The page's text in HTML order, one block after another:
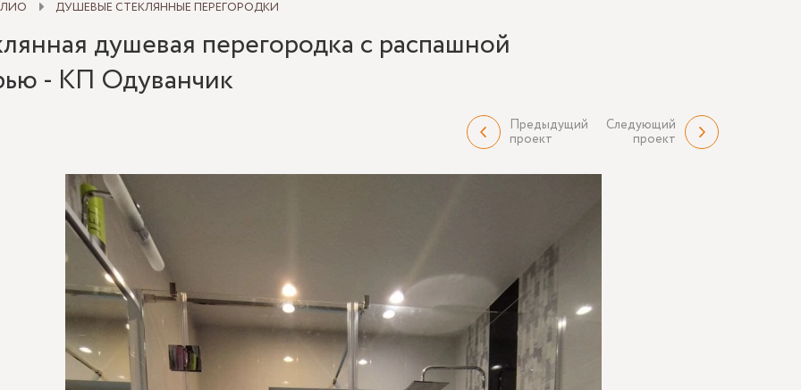
ДУШЕВЫЕ СТЕКЛЯННЫЕ ПЕРЕГОРОДКИ
душевая перегородка с распашной
- КП Одуванчик
Предыдущий
проект
Следующий
проект